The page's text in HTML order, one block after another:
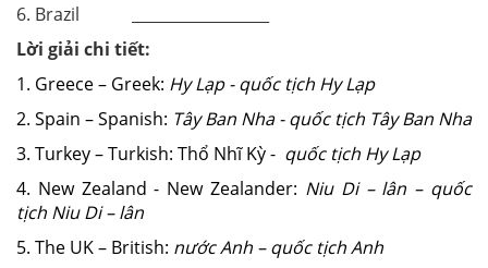
6. Brazil __________________
Lời giải chi tiết:
1. Greece – Greek: Hy Lạp - quốc tịch Hy Lạp
2. Spain – Spanish: Tây Ban Nha - quốc tịch Tây Ban Nha
3. Turkey – Turkish: Thổ Nhĩ Kỳ - quốc tịch Hy Lạp
4. New Zealand - New Zealander: Niu Di – lân – quốc
tịch Niu Di – lân
5. The UK – British: nước Anh – quốc tịch Anh